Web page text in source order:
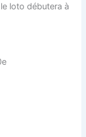
loto débutera à